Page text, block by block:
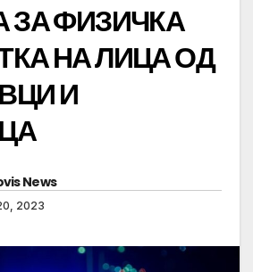
ЗА ФИЗИЧКА
НА ЛИЦА ОД
И
News
2023